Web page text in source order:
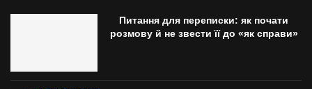
Питання для переписки: як почати
розмову й не звести її до «як справи»